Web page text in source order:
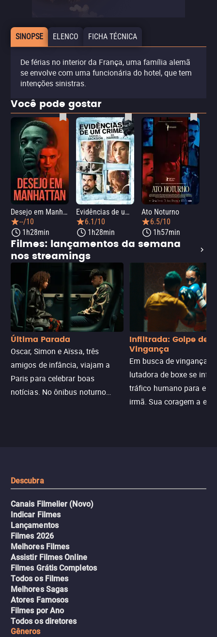
SINOPSE ELENCO FICHA TÉCNICA
De férias no interior da França, uma família alemã
se envolve com uma funcionária do hotel, que tem
intenções sinistras.
Você pode gostar
Desejo em Manhattan
--/10
1h28min
Evidências de um Crime
6.1/10
1h28min
Ato Noturno
6.5/10
1h57min
Filmes: lançamentos da semana
nos streamings
Última Parada
Oscar, Simon e Aïssa, três
amigos de infância, viajam a
Paris para celebrar boas
notícias. No ônibus noturno
Infiltrada: Golpe de
Vingança
Em busca de vingança,
lutadora de boxe se
tráfico humano para
irmã. Sua coragem a
Descubra
Canais Filmelier (Novo)
Indicar Filmes
Lançamentos
Filmes 2026
Melhores Filmes
Assistir Filmes Online
Filmes Grátis Completos
Todos os Filmes
Melhores Sagas
Atores Famosos
Filmes por Ano
Todos os diretores
Gêneros